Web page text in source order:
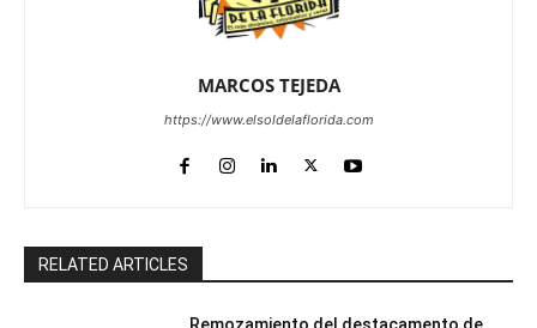
MARCOS TEJEDA
https://www.elsoldelaflorida.com
RELATED ARTICLES
Remozamiento del destacamento de